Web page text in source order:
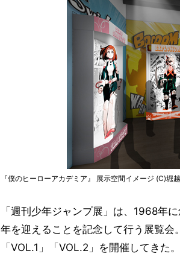
『僕のヒーローアカデミア』 展示空間イメージ (C)堀
「週刊少年ジャンプ展」は、1968年
年を迎えることを記念して行う展覧
「VOL.1」「VOL.2」を開催してきた。